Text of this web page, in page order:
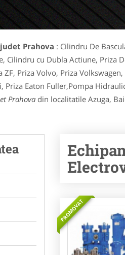
Prahova : Cilindru De
Cilindru cu Dubla Actiune, Priza
Priza Volvo, Priza
Priza Eaton Fuller,Pompa
Prahova din localitatile Azuga,
PROMOVAT